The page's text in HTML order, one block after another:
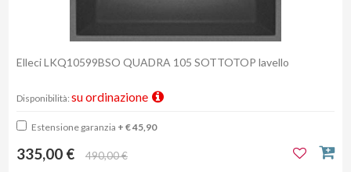
Elleci LKQ10599BSO QUADRA 105 SOTTOTOP lavello
Disponibilità: su ordinazione
Estensione garanzia + € 45,90
335,00 € 490,00 €